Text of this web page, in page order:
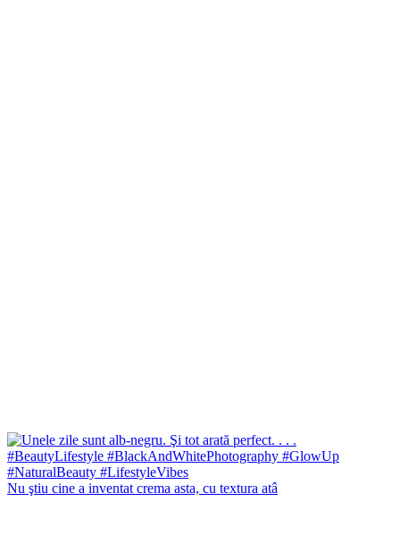
Nu ştiu cine a inventat crema asta, cu textura atâ